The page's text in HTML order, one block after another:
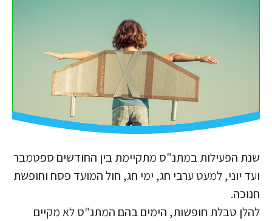
שנת הפעילות במתנ"ס מתקיימת בין החודשים ספטמבר
ועד יוני, למעט ערבי חג, ימי חג, חול המועד פסח וחופשת
חנוכה.
להלן טבלת חופשות, הימים בהם המתנ"ס לא מקיים